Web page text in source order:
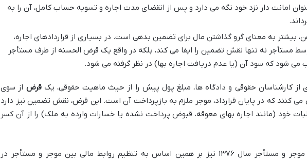
امانت دار نزد خود نگه می دارد و پس از انقضای مدت اجاره و تسویه حساب کامل، آن را به
بیشتر به معنای گرو گذاشتن مال برای تضمین بدهی است. در بسیاری از قراردادهای اجاره،
مستأجر نه تنها نقش تضمین را ایفا می کند، بلکه در واقع یک قرض الحسنه از طرف مستأجر
شود که سود آن (یا عدم دریافت اجاره بها) در نظر گرفته می شود.
از کارشناسان حقوقی و دادگاه ها، مبلغ پول پیش را از حیث ماهیت حقوقی، یکقرض از سوی
کنند که در پایان قرارداد، موجر ملزم به بازپرداخت آن است. این قرض، نقش تضمین نیز دارد
خود (مانند اجاره بهای معوقه، قبوض پرداخت نشده یا خسارات وارده به ملک) را از آن کسر
ماده ۱۰ قانون روابط موجر و مستأجر سال ۱۳۷۶ نیز بر همین اساس به تنظیم روابط مالی بین موجر و مستأجر در